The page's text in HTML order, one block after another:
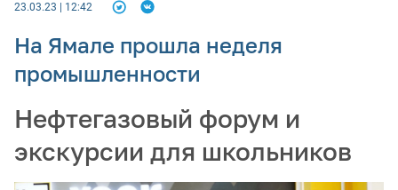
23.03.23 | 12:42
На Ямале прошла неделя
промышленности
Нефтегазовый форум и
экскурсии для школьников